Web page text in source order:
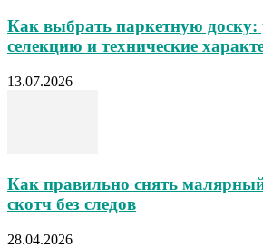
Как выбрать паркетную доску:
селекцию и технические
13.07.2026
Как правильно снять
скотч без следов
28.04.2026